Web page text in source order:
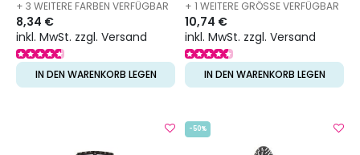
+ 3 WEITERE FARBEN VERFÜGBAR
8,34 €
inkl. MwSt. zzgl. Versand
IN DEN WARENKORB LEGEN
großes Modell
+ 1 WEITERE GRÖSSE VERFÜGBAR
10,74 €
inkl. MwSt. zzgl. Versand
IN DEN WARENKORB LEGEN
-50%